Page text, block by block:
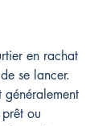
en rachat
se lancer.
généralement
ou